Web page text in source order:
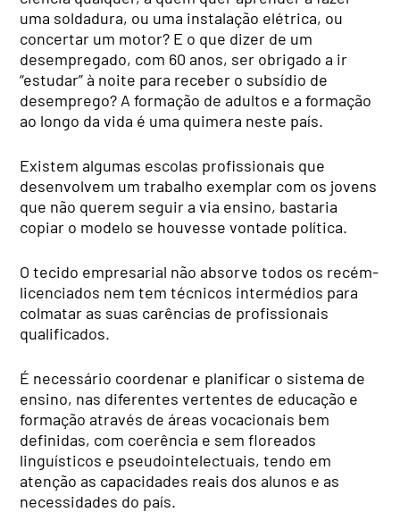
uma soldadura, ou uma instalação elétrica, ou
concertar um motor? E o que dizer de um
desempregado, com 60 anos, ser obrigado a ir
“estudar” à noite para receber o subsídio de
desemprego? A formação de adultos e a formação
ao longo da vida é uma quimera neste país.
Existem algumas escolas profissionais que
desenvolvem um trabalho exemplar com os jovens
que não querem seguir a via ensino, bastaria
copiar o modelo se houvesse vontade política.
O tecido empresarial não absorve todos os recém-
licenciados nem tem técnicos intermédios para
colmatar as suas carências de profissionais
qualificados.
É necessário coordenar e planificar o sistema de
ensino, nas diferentes vertentes de educação e
formação através de áreas vocacionais bem
definidas, com coerência e sem floreados
linguísticos e pseudointelectuais, tendo em
atenção as capacidades reais dos alunos e as
necessidades do país.